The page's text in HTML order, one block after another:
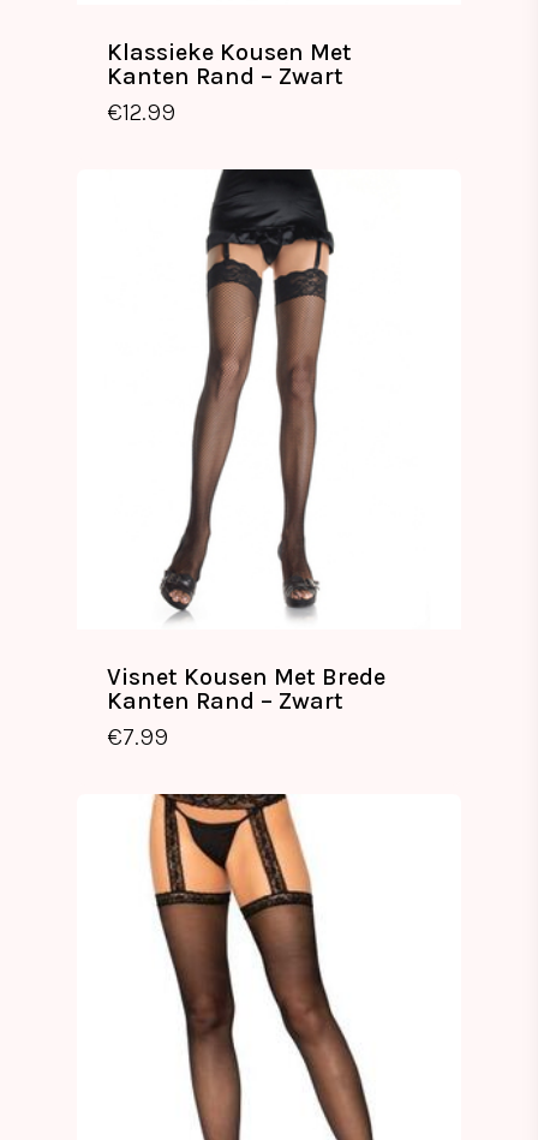
Klassieke Kousen Met
Kanten Rand – Zwart
€12.99
Visnet Kousen Met Brede
Kanten Rand – Zwart
€7.99